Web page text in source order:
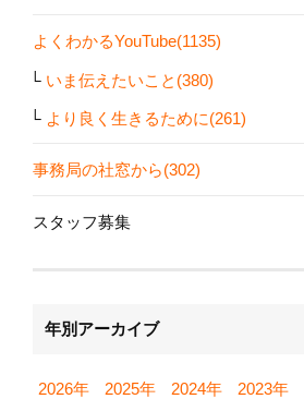
よくわかるYouTube(1135)
いま伝えたいこと(380)
より良く生きるために(261)
事務局の社窓から(302)
スタッフ募集
年別アーカイブ
2026年 2025年 2024年 2023年